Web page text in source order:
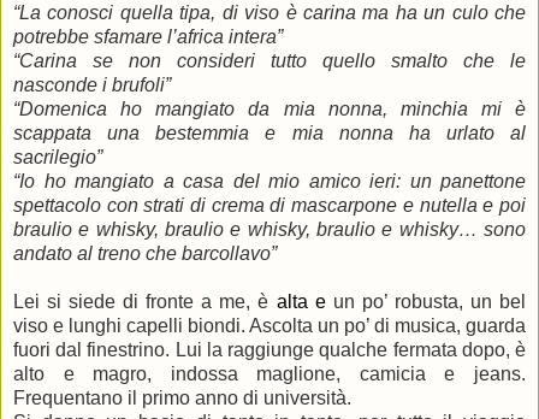
“La conosci quella tipa, di viso è carina ma ha un culo che
potrebbe sfamare l’africa intera”
“Carina se non consideri tutto quello smalto che le
nasconde i brufoli”
“Domenica ho mangiato da mia nonna, minchia mi è
scappata una bestemmia e mia nonna ha urlato al
sacrilegio”
“Io ho mangiato a casa del mio amico ieri: un panettone
spettacolo con strati di crema di mascarpone e nutella e poi
braulio e whisky, braulio e whisky, braulio e whisky… sono
andato al treno che barcollavo”
Lei si siede di fronte a me, è alta eun po’ robusta, un bel
viso e lunghi capelli biondi. Ascolta un po’ di musica, guarda
fuori dal finestrino. Lui la raggiunge qualche fermata dopo, è
alto e magro, indossa maglione, camicia e jeans.
Frequentano il primo anno di università.